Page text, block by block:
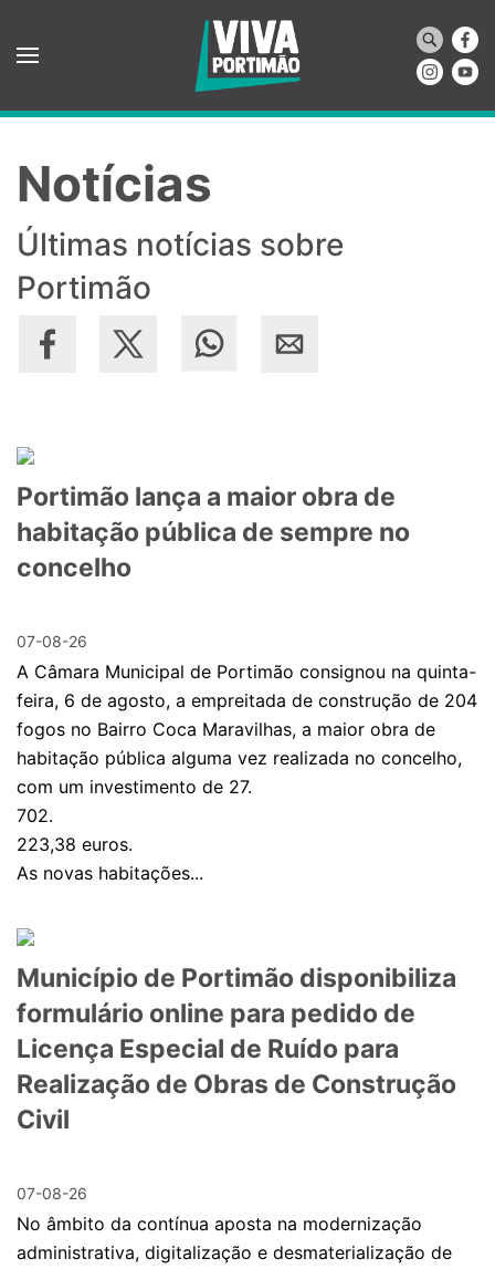
Saltar para o conteúdo principal
Notícias
Últimas notícias sobre
Portimão
Portimão lança a maior obra de
habitação pública de sempre no
concelho
07-08-26
A Câmara Municipal de Portimão consignou na quinta-
feira, 6 de agosto, a empreitada de construção de 204
fogos no Bairro Coca Maravilhas, a maior obra de
habitação pública alguma vez realizada no concelho,
com um investimento de 27.
702.
223,38 euros.
As novas habitações...
Município de Portimão disponibiliza
formulário online para pedido de
Licença Especial de Ruído para
Realização de Obras de Construção
Civil
07-08-26
No âmbito da contínua aposta na modernização
administrativa, digitalização e desmaterialização de